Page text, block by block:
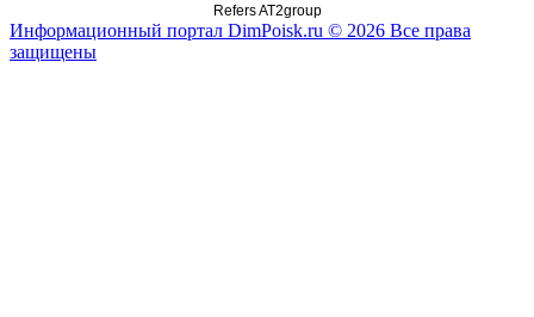
Refers AT2group
Информационный портал DimPoisk.ru © 2026 Все права
защищены